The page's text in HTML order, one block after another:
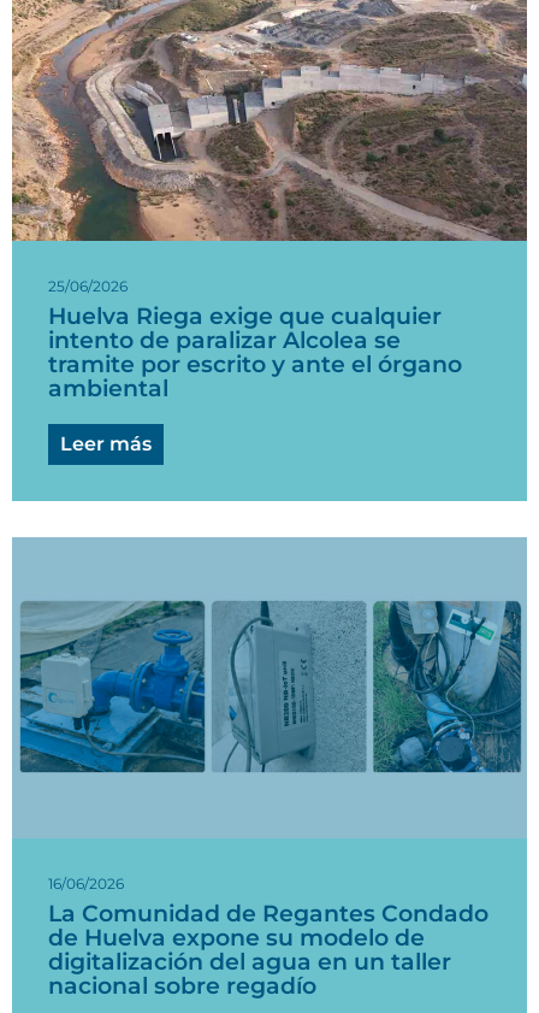
25/06/2026
Huelva Riega exige que cualquier
intento de paralizar Alcolea se
tramite por escrito y ante el órgano
ambiental
Leer más
16/06/2026
La Comunidad de Regantes Condado
de Huelva expone su modelo de
digitalización del agua en un taller
nacional sobre regadío